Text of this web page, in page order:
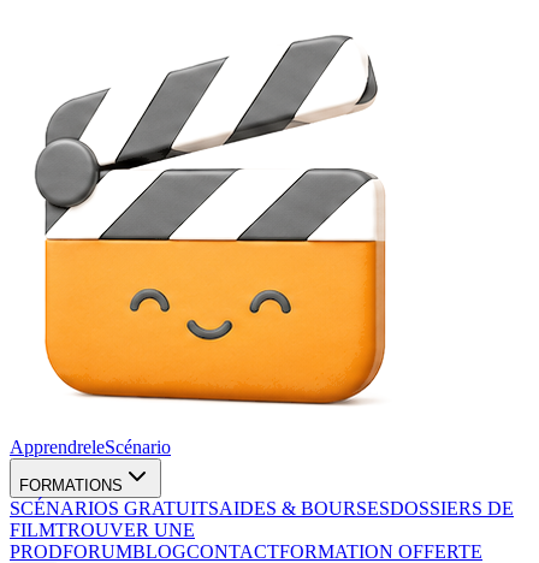
ApprendreleScénario
FORMATIONS
SCÉNARIOS GRATUITSAIDES & BOURSESDOSSIERS DE
FILMTROUVER UNE
PRODFORUMBLOGCONTACTFORMATION OFFERTE